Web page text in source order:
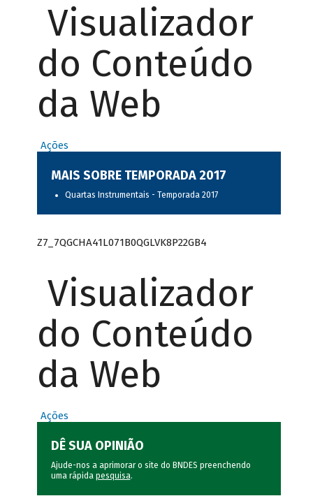
Visualizador
do Conteúdo
da Web
Ações
MAIS SOBRE TEMPORADA 2017
Quartas Instrumentais - Temporada 2017
Z7_7QGCHA41L071B0QGLVK8P22GB4
Visualizador
do Conteúdo
da Web
Ações
DÊ SUA OPINIÃO
Ajude-nos a aprimorar o site do BNDES preenchendo
uma rápida pesquisa.